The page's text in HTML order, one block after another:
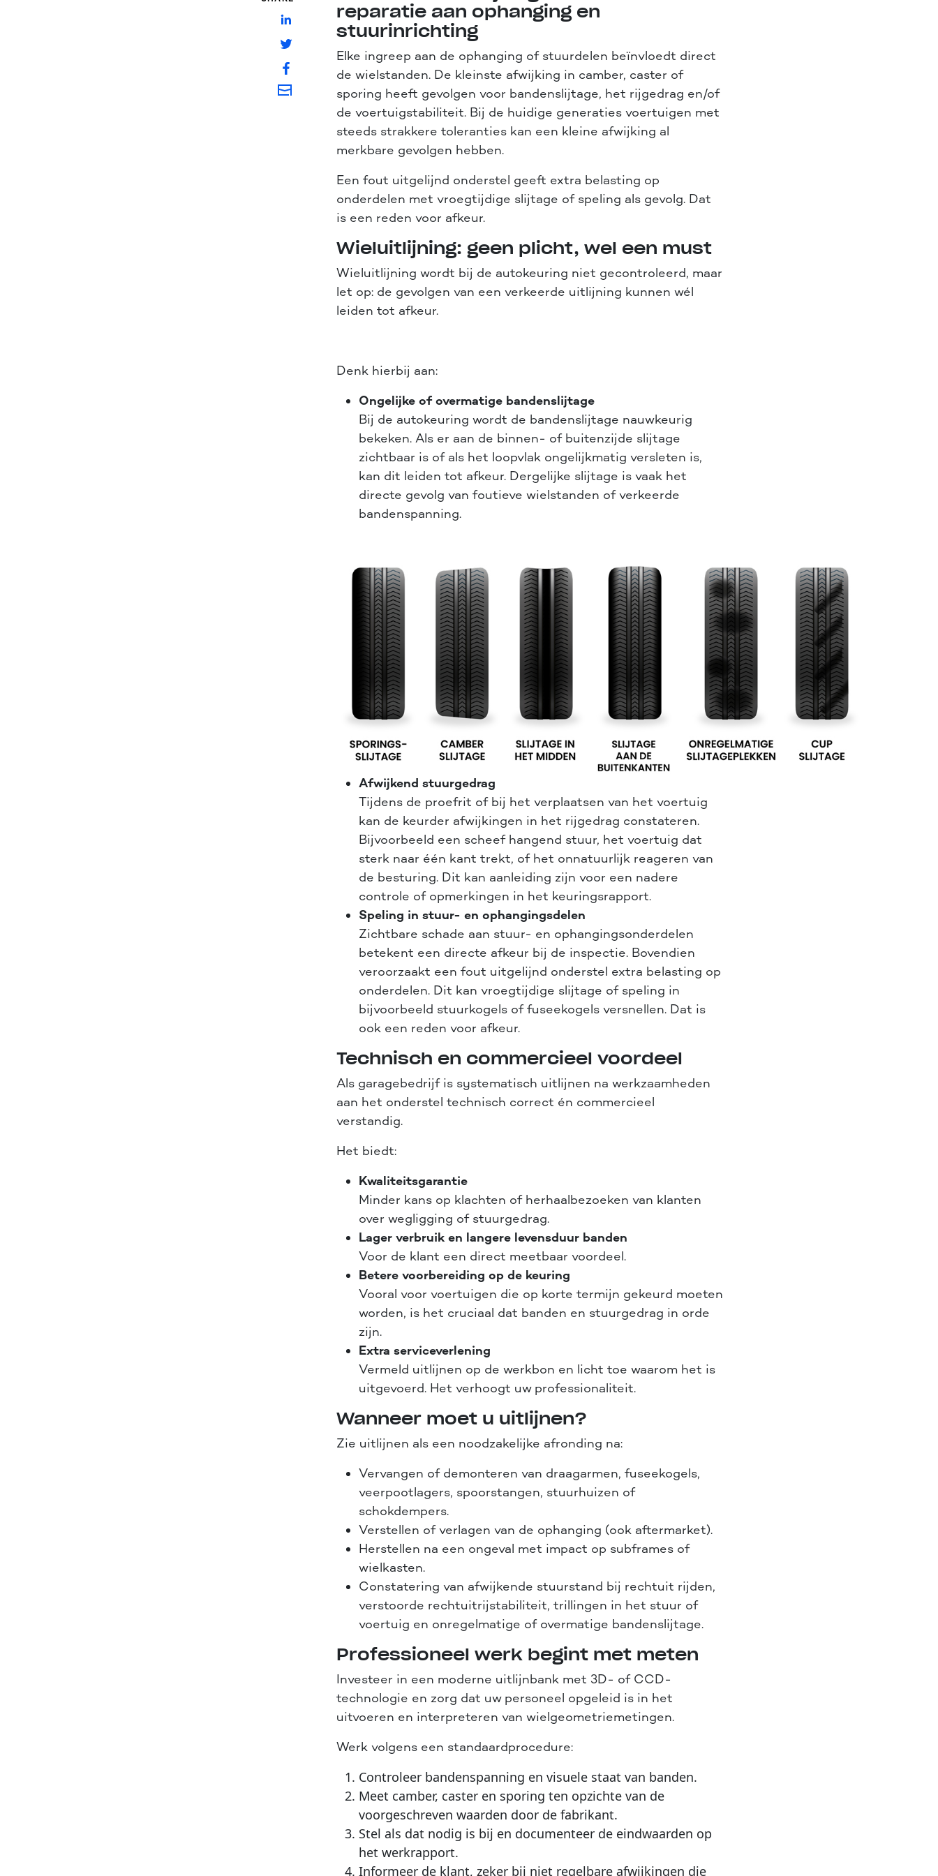
reparatie aan ophanging en
stuurinrichting
Elke ingreep aan de ophanging of stuurdelen beïnvloedt direct
de wielstanden. De kleinste afwijking in camber, caster of
sporing heeft gevolgen voor bandenslijtage, het rijgedrag en/of
de voertuigstabiliteit. Bij de huidige generaties voertuigen met
steeds strakkere toleranties kan een kleine afwijking al
merkbare gevolgen hebben.
Een fout uitgelijnd onderstel geeft extra belasting op
onderdelen met vroegtijdige slijtage of speling als gevolg. Dat
is een reden voor afkeur.
Wieluitlijning: geen plicht, wel een must
Wieluitlijning wordt bij de autokeuring niet gecontroleerd, maar
let op: de gevolgen van een verkeerde uitlijning kunnen wél
leiden tot afkeur.
Denk hierbij aan:
Ongelijke of overmatige bandenslijtage
Bij de autokeuring wordt de bandenslijtage nauwkeurig
bekeken. Als er aan de binnen- of buitenzijde slijtage
zichtbaar is of als het loopvlak ongelijkmatig versleten is,
kan dit leiden tot afkeur. Dergelijke slijtage is vaak het
directe gevolg van foutieve wielstanden of verkeerde
bandenspanning.
Afwijkend stuurgedrag
Tijdens de proefrit of bij het verplaatsen van het voertuig
kan de keurder afwijkingen in het rijgedrag constateren.
Bijvoorbeeld een scheef hangend stuur, het voertuig dat
sterk naar één kant trekt, of het onnatuurlijk reageren van
de besturing. Dit kan aanleiding zijn voor een nadere
controle of opmerkingen in het keuringsrapport.
Speling in stuur- en ophangingsdelen
Zichtbare schade aan stuur- en ophangingsonderdelen
betekent een directe afkeur bij de inspectie. Bovendien
veroorzaakt een fout uitgelijnd onderstel extra belasting op
onderdelen. Dit kan vroegtijdige slijtage of speling in
bijvoorbeeld stuurkogels of fuseekogels versnellen. Dat is
ook een reden voor afkeur.
Technisch en commercieel voordeel
Als garagebedrijf is systematisch uitlijnen na werkzaamheden
aan het onderstel technisch correct én commercieel
verstandig.
Het biedt:
Kwaliteitsgarantie
Minder kans op klachten of herhaalbezoeken van klanten
over wegligging of stuurgedrag.
Lager verbruik en langere levensduur banden
Voor de klant een direct meetbaar voordeel.
Betere voorbereiding op de keuring
Vooral voor voertuigen die op korte termijn gekeurd moeten
worden, is het cruciaal dat banden en stuurgedrag in orde
zijn.
Extra serviceverlening
Vermeld uitlijnen op de werkbon en licht toe waarom het is
uitgevoerd. Het verhoogt uw professionaliteit.
Wanneer moet u uitlijnen?
Zie uitlijnen als een noodzakelijke afronding na:
Vervangen of demonteren van draagarmen, fuseekogels,
veerpootlagers, spoorstangen, stuurhuizen of
schokdempers.
Verstellen of verlagen van de ophanging (ook aftermarket).
Herstellen na een ongeval met impact op subframes of
wielkasten.
Constatering van afwijkende stuurstand bij rechtuit rijden,
verstoorde rechtuitrijstabiliteit, trillingen in het stuur of
voertuig en onregelmatige of overmatige bandenslijtage.
Professioneel werk begint met meten
Investeer in een moderne uitlijnbank met 3D- of CCD-
technologie en zorg dat uw personeel opgeleid is in het
uitvoeren en interpreteren van wielgeometriemetingen.
Werk volgens een standaardprocedure:
Controleer bandenspanning en visuele staat van banden.
Meet camber, caster en sporing ten opzichte van de
voorgeschreven waarden door de fabrikant.
Stel als dat nodig is bij en documenteer de eindwaarden op
het werkrapport.
Informeer de klant, zeker bij niet regelbare afwijkingen die